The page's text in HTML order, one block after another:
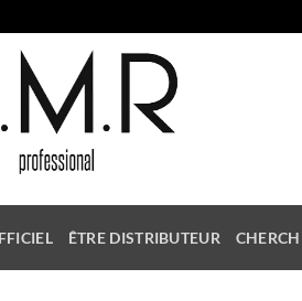
ÊTRE DISTRIBUTEUR